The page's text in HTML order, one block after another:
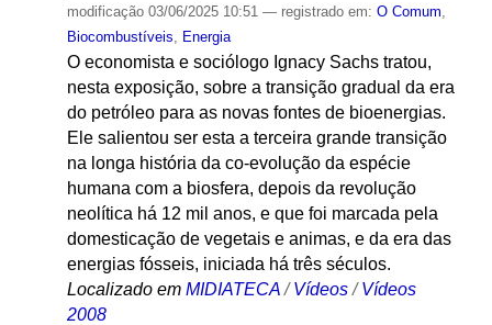
modificação03/06/2025 10:51 — registrado em: O Comum
Biocombustíveis
Energia
O economista e sociólogo Ignacy Sachs tratou,
nesta exposição, sobre a transição gradual da era
do petróleo para as novas fontes de bioenergias.
Ele salientou ser esta a terceira grande transição
na longa história da co-evolução da espécie
humana com a biosfera, depois da revolução
neolítica há 12 mil anos, e que foi marcada pela
domesticação de vegetais e animas, e da era das
energias fósseis, iniciada há três séculos.
Localizado em MIDIATECA /Vídeos /Vídeos
2008